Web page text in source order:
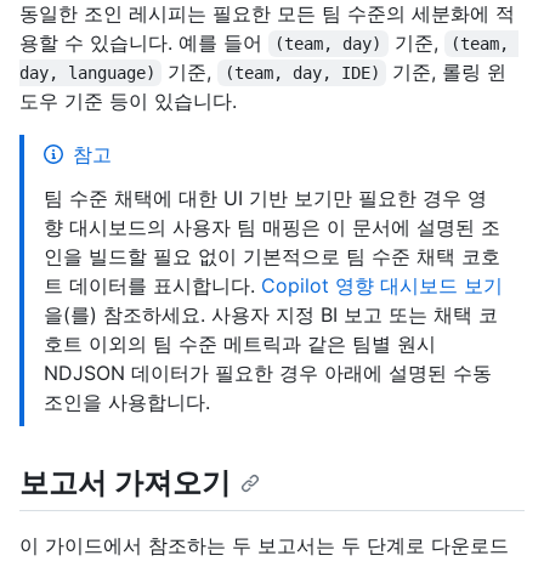
동일한 조인 레시피는 필요한 모든 팀 수준의 세분화에 적
용할 수 있습니다. 예를 들어
(team, day) 기준,
(team,
day, language)
기준, (team, day, IDE)
기준, 롤링 윈
도우 기준 등이 있습니다.
참고
팀 수준 채택에 대한 UI 기반 보기만 필요한 경우 영
향 대시보드의 사용자 팀 매핑은 이 문서에 설명된 조
인을 빌드할 필요 없이 기본적으로 팀 수준 채택 코호
트 데이터를 표시합니다. Copilot 영향 대시보드 보기
을(를) 참조하세요. 사용자 지정 BI 보고 또는 채택 코
호트 이외의 팀 수준 메트릭과 같은 팀별 원시
NDJSON 데이터가 필요한 경우 아래에 설명된 수동
조인을 사용합니다.
보고서 가져오기
이 가이드에서 참조하는 두 보고서는 두 단계로 다운로드